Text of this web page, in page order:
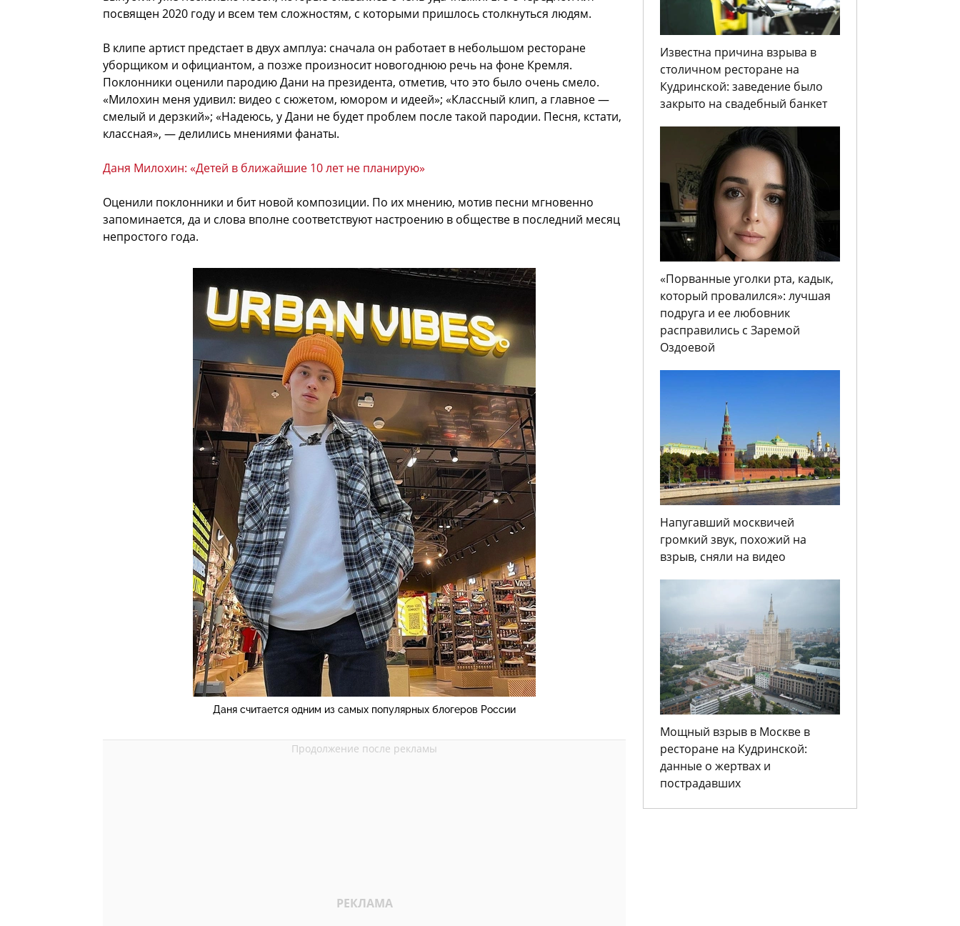
посвящен 2020 году и всем тем сложностям, с которыми пришлось столкнуться людям.
В клипе артист предстает в двух амплуа: сначала он работает в небольшом ресторане
уборщиком и официантом, а позже произносит новогоднюю речь на фоне Кремля.
Поклонники оценили пародию Дани на президента, отметив, что это было очень смело.
«Милохин меня удивил: видео с сюжетом, юмором и идеей»; «Классный клип, а главное —
смелый и дерзкий»; «Надеюсь, у Дани не будет проблем после такой пародии. Песня, кстати,
классная», — делились мнениями фанаты.
Даня Милохин: «Детей в ближайшие 10 лет не планирую»
Оценили поклонники и бит новой композиции. По их мнению, мотив песни мгновенно
запоминается, да и слова вполне соответствуют настроению в обществе в последний месяц
непростого года.
Даня считается одним из самых популярных блогеров России
Известна причина взрыва в
столичном ресторане на
Кудринской: заведение было
закрыто на свадебный банкет
«Порванные уголки рта, кадык,
который провалился»: лучшая
подруга и ее любовник
расправились с Заремой
Оздоевой
Напугавший москвичей
громкий звук, похожий на
взрыв, сняли на видео
Мощный взрыв в Москве в
ресторане на Кудринской:
данные о жертвах и
пострадавших